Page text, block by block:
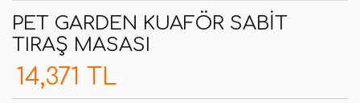
PET GARDEN KUAFÖR SABIT
TIRAŞ MASASI
14,371 TL